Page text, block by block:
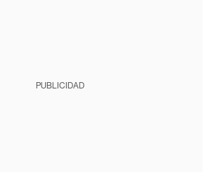
PUBLICIDAD